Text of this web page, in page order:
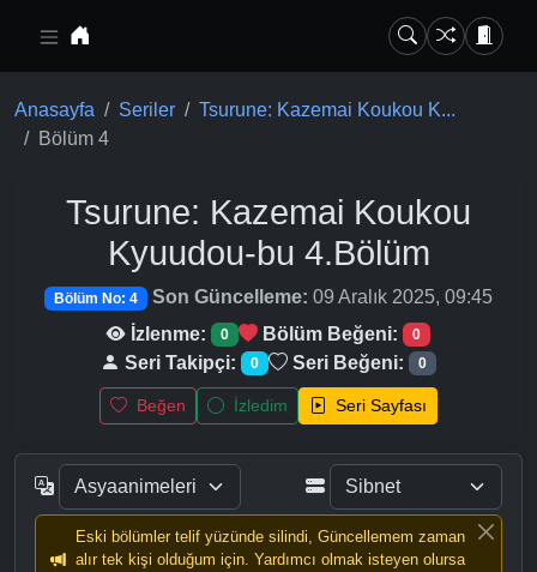
Anasayfa Seriler
Tsurune: Kazemai Koukou K...
Bölüm 4
Tsurune: Kazemai Koukou
Kyuudou-bu 4.Bölüm
Bölüm No: 4 Son Güncelleme: 09 Aralık 2025, 09:45
İzlenme:
0 Bölüm Beğeni: 0
Seri Takipçi: 0 Seri Beğeni: 0
Beğen İzledim Seri Sayfası
Eski bölümler telif yüzünde silindi, Güncellemem zaman
alır tek kişi olduğum için. Yardımcı olmak isteyen olursa